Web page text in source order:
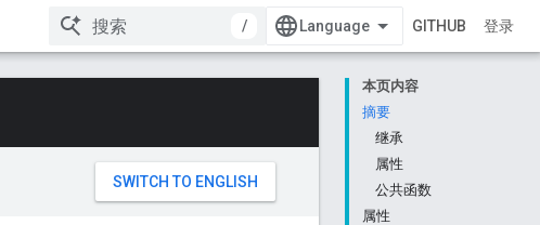
/
GITHUB 登录
本页内容
摘要
继承
属性
公共函数
属性